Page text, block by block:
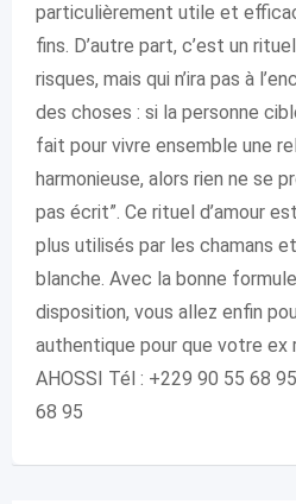
particulièrement utile et
fins. D’autre part, c’est un
risques, mais qui n’ira pas à
des choses : si la personne
fait pour vivre ensemble une
harmonieuse, alors rien ne se
pas écrit”. Ce rituel d’amour
plus utilisés par les chamans
blanche. Avec la bonne
disposition, vous allez enfin
authentique pour que votre ex
AHOSSI Tél : +229 90 55 68
68 95